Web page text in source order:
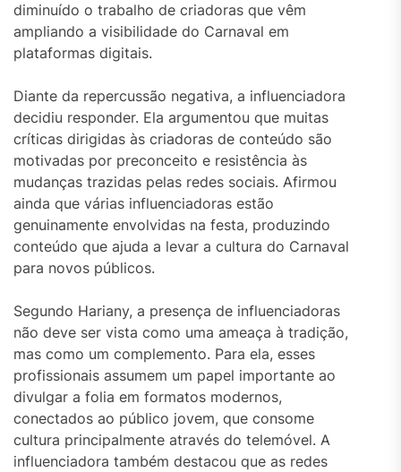
diminuído o trabalho de criadoras que vêm
ampliando a visibilidade do Carnaval em
plataformas digitais.
Diante da repercussão negativa, a influenciadora
decidiu responder. Ela argumentou que muitas
críticas dirigidas às criadoras de conteúdo são
motivadas por preconceito e resistência às
mudanças trazidas pelas redes sociais. Afirmou
ainda que várias influenciadoras estão
genuinamente envolvidas na festa, produzindo
conteúdo que ajuda a levar a cultura do Carnaval
para novos públicos.
Segundo Hariany, a presença de influenciadoras
não deve ser vista como uma ameaça à tradição,
mas como um complemento. Para ela, esses
profissionais assumem um papel importante ao
divulgar a folia em formatos modernos,
conectados ao público jovem, que consome
cultura principalmente através do telemóvel. A
influenciadora também destacou que as redes